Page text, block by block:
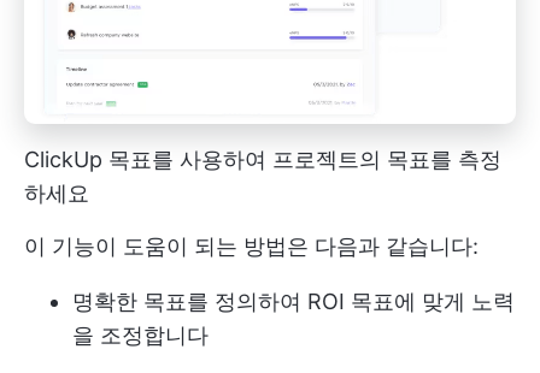
ClickUp 목표를 사용하여 프로젝트의 목표를 측정
하세요
이 기능이 도움이 되는 방법은 다음과 같습니다:
명확한 목표를 정의하여 ROI 목표에 맞게 노력
을 조정합니다